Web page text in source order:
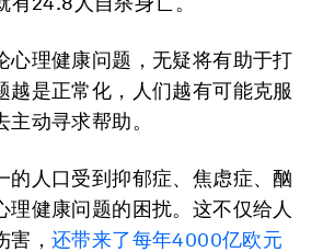
心理健康问题，无疑将有助于打
越是正常化，人们越有可能克服
动寻求帮助。
的人口受到抑郁症、焦虑症、酗
理健康问题的困扰。这不仅给人
害， 还带来了每年4000亿欧元